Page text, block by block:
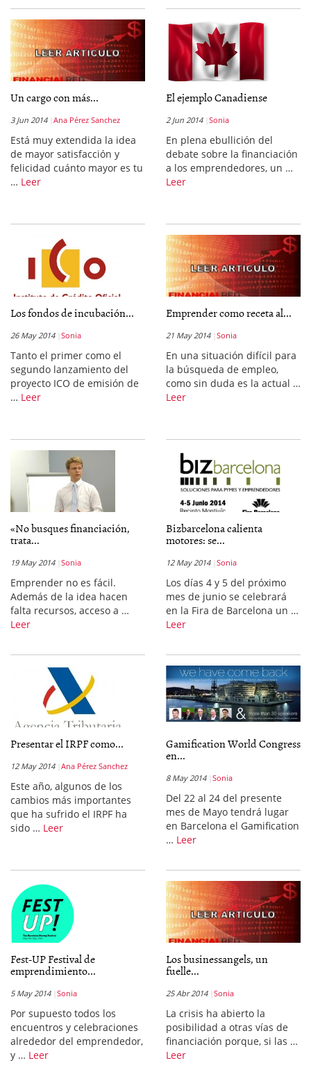
Un cargo con más...
3 Jun 2014 Ana Pérez Sanchez
Está muy extendida la idea
de mayor satisfacción y
felicidad cuánto mayor es tu
… Leer
El ejemplo Canadiense
2 Jun 2014 Sonia
En plena ebullición del
debate sobre la financiación
a los emprendedores, un …
Leer
Los fondos de incubación...
26 May 2014 Sonia
Tanto el primer como el
segundo lanzamiento del
proyecto ICO de emisión de
… Leer
Emprender como receta al...
21 May 2014 Sonia
En una situación difícil para
la búsqueda de empleo,
como sin duda es la actual …
Leer
«No busques financiación,
trata...
19 May 2014 Sonia
Emprender no es fácil.
Además de la idea hacen
falta recursos, acceso a …
Leer
Bizbarcelona calienta
motores: se...
12 May 2014 Sonia
Los días 4 y 5 del próximo
mes de junio se celebrará
en la Fira de Barcelona un …
Leer
Presentar el IRPF como...
12 May 2014 Ana Pérez Sanchez
Este año, algunos de los
cambios más importantes
que ha sufrido el IRPF ha
sido … Leer
Gamification World Congress
en...
8 May 2014 Sonia
Del 22 al 24 del presente
mes de Mayo tendrá lugar
en Barcelona el Gamification
… Leer
Fest-UP Festival de
emprendimiento...
5 May 2014 Sonia
Por supuesto todos los
encuentros y celebraciones
alrededor del emprendedor,
y … Leer
Los businessangels, un
fuelle...
25 Abr 2014 Sonia
La crisis ha abierto la
posibilidad a otras vías de
financiación porque, si las …
Leer